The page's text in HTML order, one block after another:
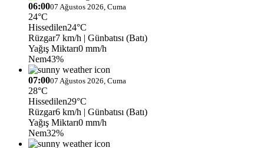
06:0007 Ağustos 2026, Cuma
24°C
Hissedilen24°C
Rüzgar7 km/h | Günbatısı (Batı)
Yağış Miktarı0 mm/h
Nem43%
07:0007 Ağustos 2026, Cuma
28°C
Hissedilen29°C
Rüzgar6 km/h | Günbatısı (Batı)
Yağış Miktarı0 mm/h
Nem32%